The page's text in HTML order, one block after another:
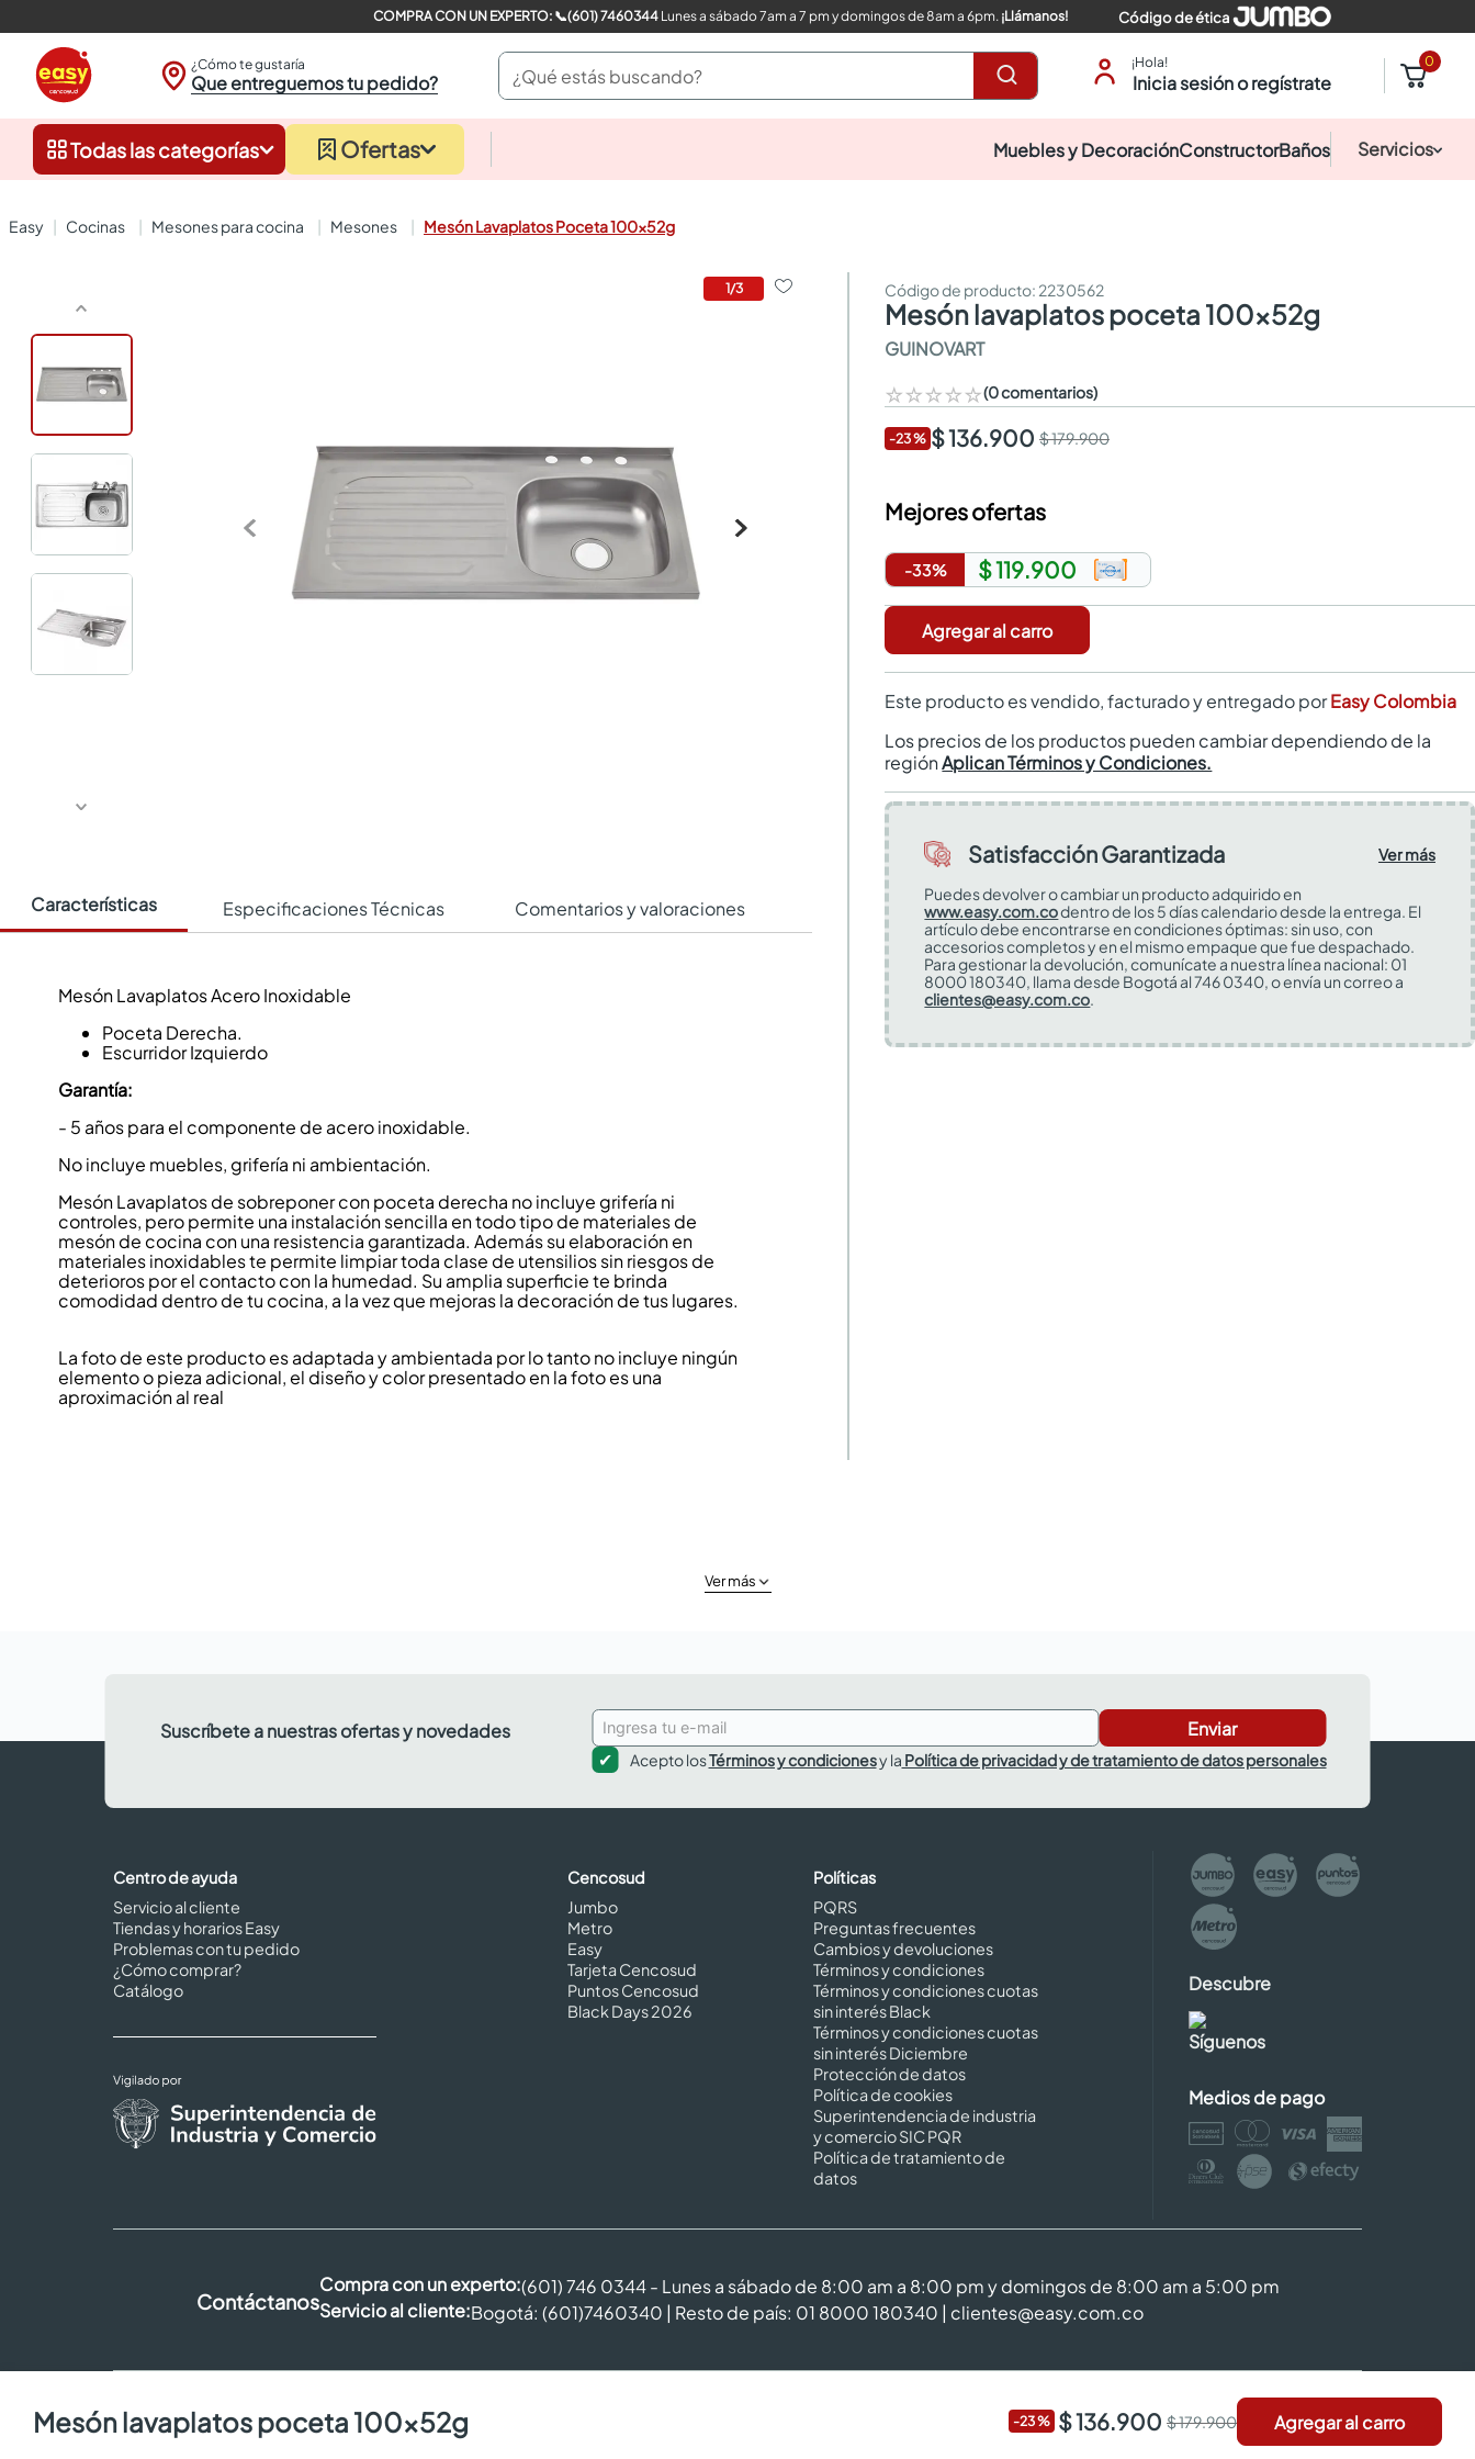
COMPRA CON UN EXPERTO: 📞(601) 7460344Lunes a sábado 7am a 7 pm y domingos de 8am a 6pm. ¡Llámanos! Código de ética
¿Cómo te gustaría
Que entreguemos tu pedido?
¿Qué estás buscando? ¡Hola!
Inicia sesión o regístrate
0
Todas las categorías Ofertas Muebles y DecoraciónConstructorBaños Servicios
cocinas mesones para cocina mesones Mesón Lavaplatos Poceta 100x52g
1/3
Características Especificaciones Técnicas Comentarios y valoraciones
Mesón Lavaplatos Acero Inoxidable
Poceta Derecha.
Escurridor Izquierdo
Garantía:
- 5 años para el componente de acero inoxidable.
No incluye muebles, grifería ni ambientación.
Mesón Lavaplatos de sobreponer con poceta derecha no incluye grifería ni
controles, pero permite una instalación sencilla en todo tipo de materiales de
mesón de cocina con una resistencia garantizada. Además su elaboración en
materiales inoxidables te permite limpiar toda clase de utensilios sin riesgos de
deterioros por el contacto con la humedad. Su amplia superficie te brinda
comodidad dentro de tu cocina, a la vez que mejoras la decoración de tus lugares.
La foto de este producto es adaptada y ambientada por lo tanto no incluye ningún
elemento o pieza adicional, el diseño y color presentado en la foto es una
aproximación al real
: 2230562
mesón lavaplatos poceta 100x52g
GUINOVART
☆☆☆☆☆(0 comentarios)
-23% $ 136.900 $ 179.900
Mejores ofertas
-33% $ 119.900
Agregar al carro
Este producto es vendido, facturado y entregado porEasy Colombia
Los precios de los productos pueden cambiar dependiendo de la
regiónAplican Términos y Condiciones.
Satisfacción Garantizada
Ver más
Puedes devolver o cambiar un producto adquirido en
www.easy.com.codentro de los 5 días calendario desde la entrega. El
artículo debe encontrarse en condiciones óptimas: sin uso, con
accesorios completos y en el mismo empaque que fue despachado.
Para gestionar la devolución, comunícate a nuestra línea nacional: 01
8000 180340, llama desde Bogotá al 746 0340, o envía un correo a
clientes@easy.com.co.
Ver más
mesón lavaplatos poceta 100x52g -23% $ 136.900 $ 179.900 Agregar al carro
Suscríbete a nuestras ofertas y novedades Enviar
Acepto losTérminos y condicionesy la Política de privacidad y de tratamiento de datos personales
Centro de ayuda
Servicio al cliente
Tiendas y horarios Easy
Problemas con tu pedido
¿Cómo comprar?
Catálogo
Cencosud
Jumbo
Metro
Easy
Tarjeta Cencosud
Puntos Cencosud
Black Days 2026
Políticas
PQRS
Preguntas frecuentes
Cambios y devoluciones
Términos y condiciones
Términos y condiciones cuotas
sin interés Black
Términos y condiciones cuotas
sin interés Diciembre
Protección de datos
Política de cookies
Superintendencia de industria
y comercio SIC PQR
Política de tratamiento de
datos
Descubre
Síguenos
Medios de pago
Contáctanos
Compra con un experto:(601) 746 0344 - Lunes a sábado de 8:00 am a 8:00 pm y domingos de 8:00 am a 5:00 pm
Servicio al cliente:Bogotá: (601)7460340 | Resto de país: 01 8000 180340 | clientes@easy.com.co
Copyright © 2026 Cencosud - Easy
closet
sanitarios